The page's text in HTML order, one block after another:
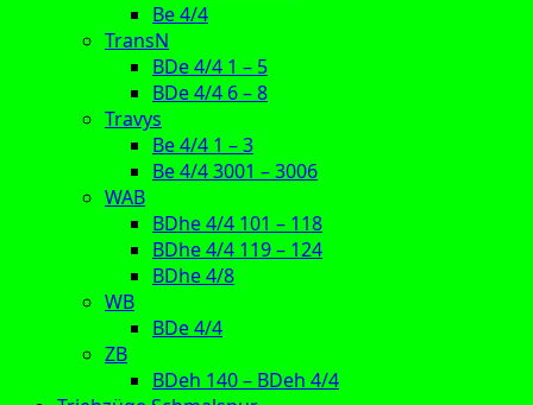
Be 4/4
TransN
BDe 4/4 1 – 5
BDe 4/4 6 – 8
Travys
Be 4/4 1 – 3
Be 4/4 3001 – 3006
WAB
BDhe 4/4 101 – 118
BDhe 4/4 119 – 124
BDhe 4/8
WB
BDe 4/4
ZB
BDeh 140 – BDeh 4/4